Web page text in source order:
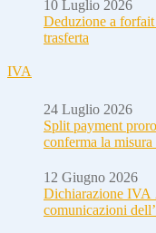
10 Luglio 2026
Deduzione a forfait
trasferta
IVA
24 Luglio 2026
Split payment
conferma la
12 Giugno 2026
Dichiarazione IVA
comunicazioni